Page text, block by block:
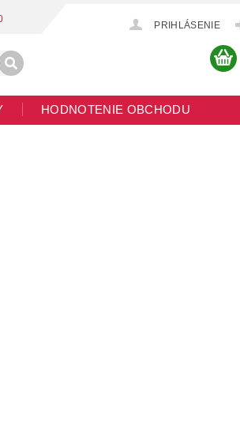
PRIHLÁSENIE
HODNOTENIE OBCHODU